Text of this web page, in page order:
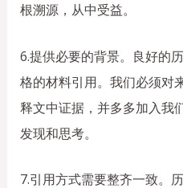
根溯源，从中受益。
6.提供必要的背景。良好的
格的材料引用。我们必须对
释文中证据，并多多加入我
发现和思考。
7.引用方式需要整齐一致。